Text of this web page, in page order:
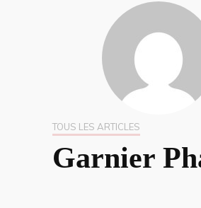
TOUS LES ARTICLES
Garnier